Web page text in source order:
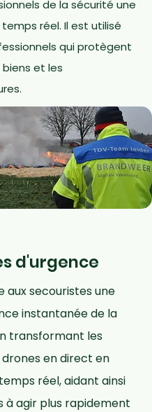
de la sécurité une
réel. Il est utilisé
qui protègent
biens et les
d'urgence
aux secouristes une
instantanée de la
transformant les
en direct en
réel, aidant ainsi
à agir plus rapidement